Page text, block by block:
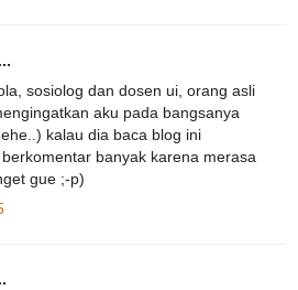
sosiolog dan dosen ui, orang asli
aku pada bangsanya
kalau dia baca blog ini
banyak karena merasa
gue ;-p)